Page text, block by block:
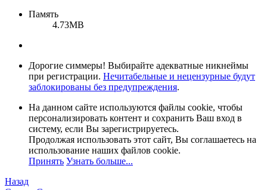
Память
4.73MB
Дорогие симмеры! Выбирайте адекватные никнеймы
при регистрации. Нечитабельные и нецензурные будут
заблокированы без предупреждения.
На данном сайте используются файлы cookie, чтобы
персонализировать контент и сохранить Ваш вход в
систему, если Вы зарегистрируетесь.
Продолжая использовать этот сайт, Вы соглашаетесь на
использование наших файлов cookie.
Принять Узнать больше...
Назад